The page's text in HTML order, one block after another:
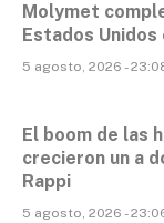
Molymet
Estados
5 agosto, 2026 -
El boom de las
crecieron un a
Rappi
5 agosto, 2026 -